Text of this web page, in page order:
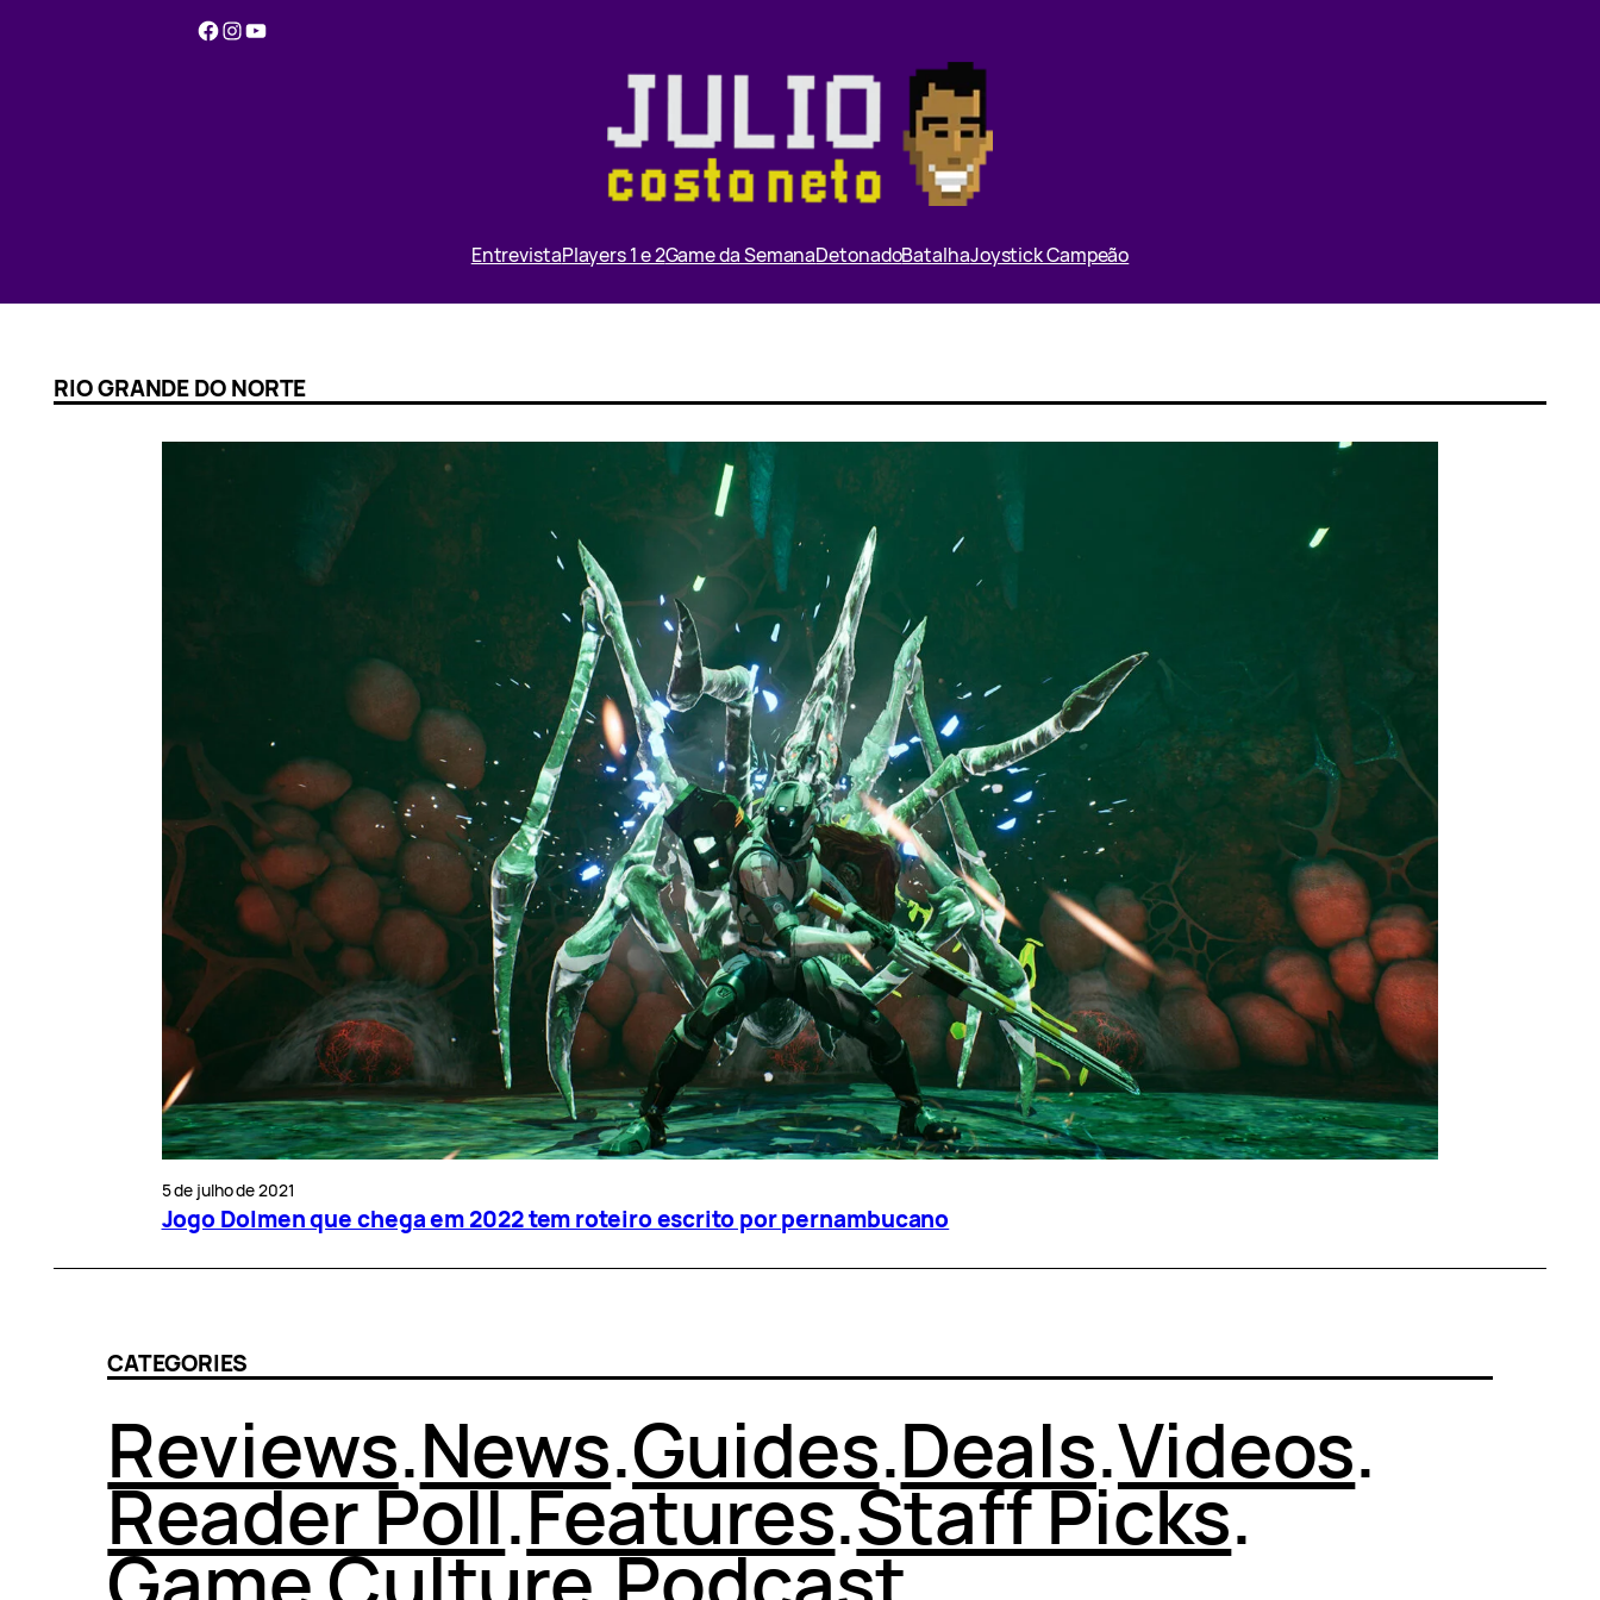
Facebook Instagram YouTube
EntrevistaPlayers 1 e 2Game da SemanaDetonadoBatalhaJoystick Campeão
RIO GRANDE DO NORTE
5 de julho de 2021
Jogo Dolmen que chega em 2022 tem roteiro escrito por pernambucano
CATEGORIES
Reviews.News.Guides.Deals.Videos.
Reader Poll.Features.Staff Picks.